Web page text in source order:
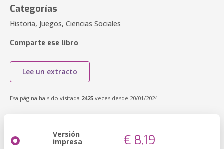
Categorías
Historia, Juegos, Ciencias Sociales
Comparte ese libro
Lee un extracto
Esa página ha sido visitada 2425 veces desde 20/01/2024
Versión
impresa € 8,19